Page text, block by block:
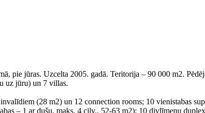
pie jūras. Uzcelta 2005. gadā. Teritorija – 90 000 m2.
uz jūru) un 7 villas.
(28 m2) un 12 connection rooms; 10 vienistabas
– 1 ar dušu, maks. 4 cilv., 52-63 m2); 10 divlīmeņu